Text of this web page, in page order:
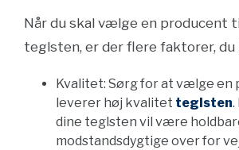
Når du skal vælge en producent
teglsten, er der flere faktorer, du
Kvalitet: Sørg for at vælge en
leverer høj kvalitet teglsten.
dine teglsten vil være
modstandsdygtige over for